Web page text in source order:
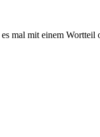
mal mit einem Wortteil